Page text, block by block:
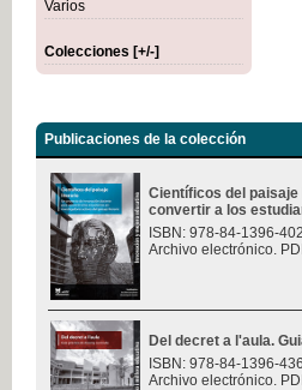
Varios
Colecciones [+/-]
Publicaciones de la colección
Científicos del
convertir a los
ISBN: 978-84-1396-
Archivo electrónico.
Del decret a l'aula.
ISBN: 978-84-1396-
Archivo electrónico.